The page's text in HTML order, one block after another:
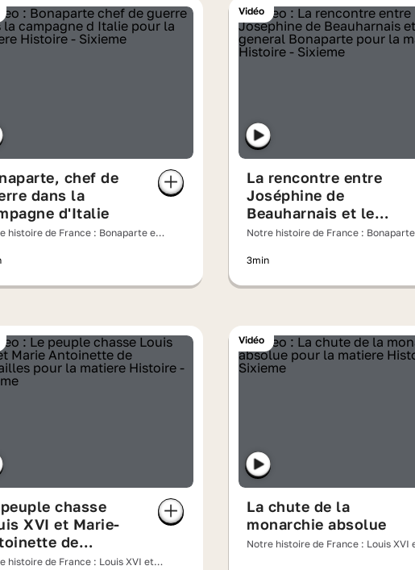
chef de
dans la
d'Italie
histoire de France : Bonaparte et
Vidéo
La rencontre entre
Joséphine de
Beauharnais et le
général Bonaparte
Notre histoire de France :
3min
chasse
XVI et Marie-
de
histoire de France : Louis XVI et
Vidéo
La chute de la
monarchie absolue
Notre histoire de France : Louis XVI